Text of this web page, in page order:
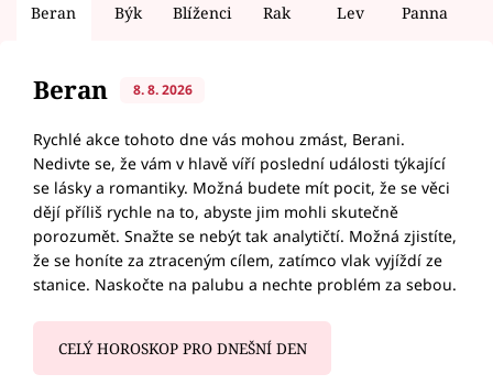
Beran Býk Blíženci Rak Lev Panna
Beran 8. 8. 2026
Rychlé akce tohoto dne vás mohou zmást, Berani.
Nedivte se, že vám v hlavě víří poslední události týkající
se lásky a romantiky. Možná budete mít pocit, že se věci
dějí příliš rychle na to, abyste jim mohli skutečně
porozumět. Snažte se nebýt tak analytičtí. Možná zjistíte,
že se honíte za ztraceným cílem, zatímco vlak vyjíždí ze
stanice. Naskočte na palubu a nechte problém za sebou.
CELÝ HOROSKOP PRO DNEŠNÍ DEN